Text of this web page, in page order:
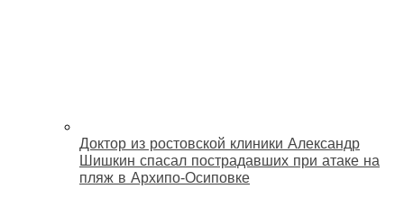
Доктор из ростовской клиники Александр
Шишкин спасал пострадавших при атаке на
пляж в Архипо‑Осиповке